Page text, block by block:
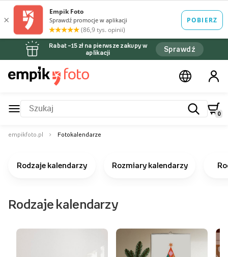
Rabat –15 zł na pierwsze zakupy w
aplikacji
Sprawdź
0
empikfoto.pl Fotokalendarze
Rodzaje kalendarzy Rozmiary kalendarzy
Rodzaje kalendarzy